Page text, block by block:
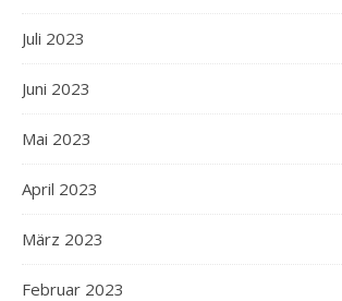
Juli 2023
Juni 2023
Mai 2023
April 2023
März 2023
Februar 2023